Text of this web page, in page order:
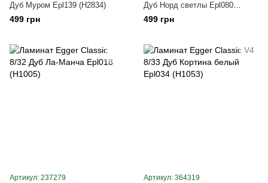
Дуб Муром Epl139 (H2834)
499 грн
Дуб Норд светлы Epl080
(H2350)
499 грн
Артикул: 237279 Артикул: 364319